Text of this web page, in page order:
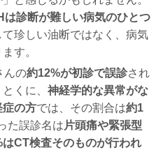
は診断が難しい病気のひとつ
珍しい油断ではなく、病気
す。
んの約12%が初診で誤診され
とくに、神経学的な異常がな
症の方では、その割合は約1
た誤診名は片頭痛や緊張型
はCT検査そのものが行われ